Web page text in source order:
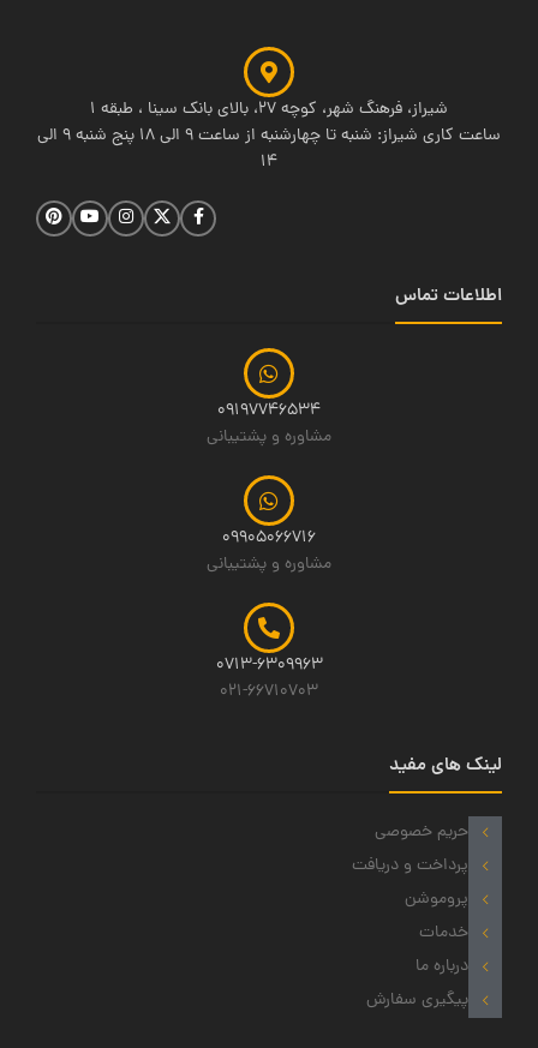
شیراز، فرهنگ شهر، کوچه 27، بالای بانک سینا ، طبقه 1
ساعت کاری شیراز: شنبه تا چهارشنبه از ساعت 9 الی 18 پنج شنبه 9 الی
14
اطلاعات تماس
09197746534
مشاوره و پشتیبانی
09905066716
مشاوره و پشتیبانی
0713-6309963
021-66710703
لینک های مفید
حریم خصوصی
پرداخت و دریافت
پروموشن
خدمات
درباره ما
پیگیری سفارش